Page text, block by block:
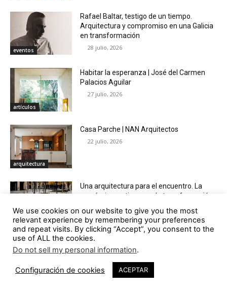
eventos
Rafael Baltar, testigo de un tiempo.
Arquitectura y compromiso en una Galicia
en transformación
28 julio, 2026
artículos
Habitar la esperanza | José del Carmen
Palacios Aguilar
27 julio, 2026
arquitectura
Casa Parche | NAN Arquitectos
22 julio, 2026
artículos
Una arquitectura para el encuentro. La
proxémica en tiempos de transformación
Fuenmayor
20 julio, 2026
Habitar en la escena | José del Carmen
Palacios Aguilar
29 junio, 2026
We use cookies on our website to give you the most
relevant experience by remembering your preferences
and repeat visits. By clicking “Accept”, you consent to the
use of ALL the cookies.
Do not sell my personal information.
Configuración de cookies ACEPTAR